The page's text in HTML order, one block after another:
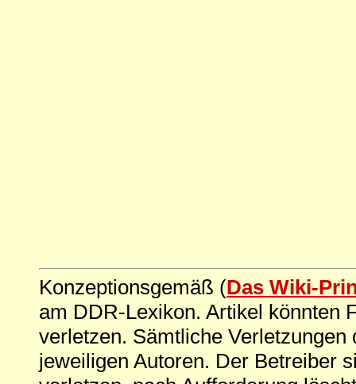
Konzeptionsgemäß (Das Wiki-
am DDR-Lexikon. Artikel könnten
verletzen. Sämtliche
jeweiligen Autoren. Der Betreiber